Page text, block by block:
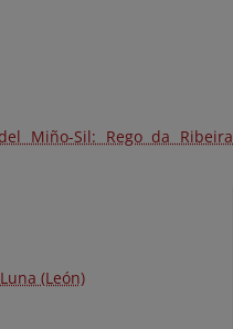
Miño-Sil: Rego da Ribeira
(León)